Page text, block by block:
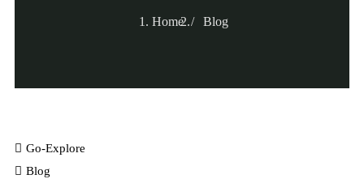
Home Blog
Go-Explore
Blog